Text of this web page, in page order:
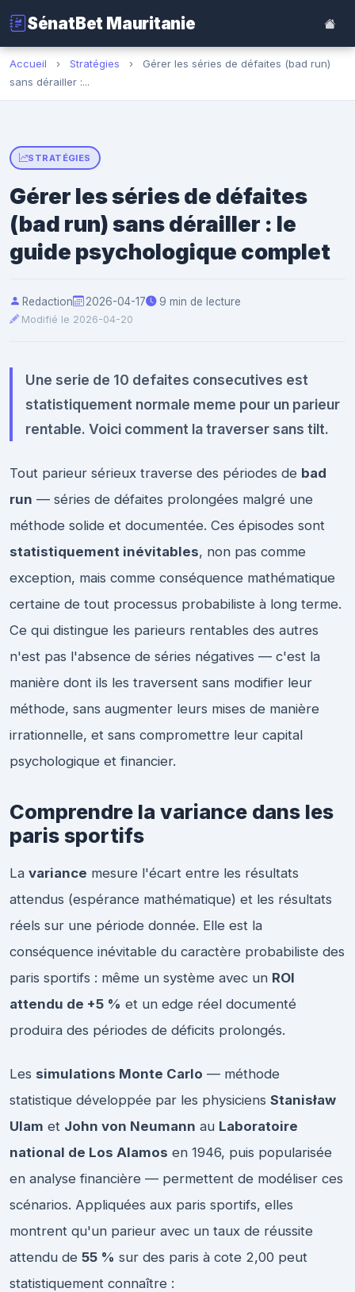
SénatBet Mauritanie
Accueil › Stratégies ›
Gérer les séries de défaites (bad run)
sans dérailler :...
STRATÉGIES
Gérer les séries de défaites
(bad run) sans dérailler : le
guide psychologique complet
Redaction 2026-04-17 9 min de lecture
Modifié le 2026-04-20
Une serie de 10 defaites consecutives est
statistiquement normale meme pour un parieur
rentable. Voici comment la traverser sans tilt.
Tout parieur sérieux traverse des périodes de bad
run — séries de défaites prolongées malgré une
méthode solide et documentée. Ces épisodes sont
statistiquement inévitables, non pas comme
exception, mais comme conséquence mathématique
certaine de tout processus probabiliste à long terme.
Ce qui distingue les parieurs rentables des autres
n'est pas l'absence de séries négatives — c'est la
manière dont ils les traversent sans modifier leur
méthode, sans augmenter leurs mises de manière
irrationnelle, et sans compromettre leur capital
psychologique et financier.
Comprendre la variance dans les
paris sportifs
La variance mesure l'écart entre les résultats
attendus (espérance mathématique) et les résultats
réels sur une période donnée. Elle est la
conséquence inévitable du caractère probabiliste des
paris sportifs : même un système avec un ROI
attendu de +5 % et un edge réel documenté
produira des périodes de déficits prolongés.
Les simulations Monte Carlo — méthode
statistique développée par les physiciens Stanisław
Ulam et John von Neumann au Laboratoire
national de Los Alamos en 1946, puis popularisée
en analyse financière — permettent de modéliser ces
scénarios. Appliquées aux paris sportifs, elles
montrent qu'un parieur avec un taux de réussite
attendu de 55 % sur des paris à cote 2,00 peut
statistiquement connaître :